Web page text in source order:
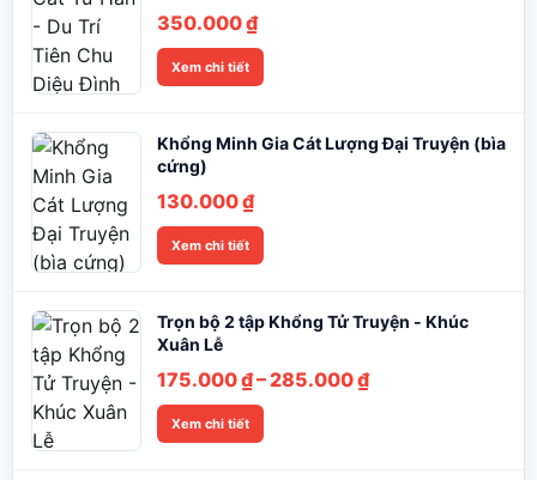
350.000₫
Xem chi tiết
Khổng Minh Gia Cát Lượng Đại Truyện (bìa
cứng)
130.000₫
Xem chi tiết
Trọn bộ 2 tập Khổng Tử Truyện - Khúc
Xuân Lễ
175.000₫–285.000₫Khoảng
Xem chi tiết